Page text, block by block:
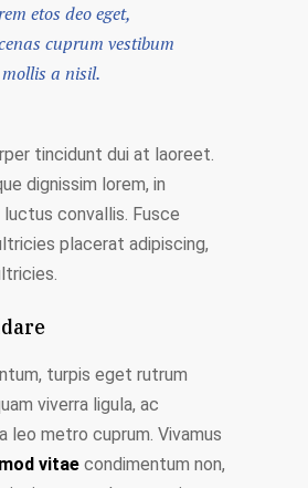
etos deo eget,
cuprum vestibum
a nisil.
tincidunt dui at laoreet.
dignissim lorem, in
convallis. Fusce
placerat adipiscing,
turpis eget rutrum
viverra ligula, ac
leo metro cuprum. Vivamus
vitae condimentum non,